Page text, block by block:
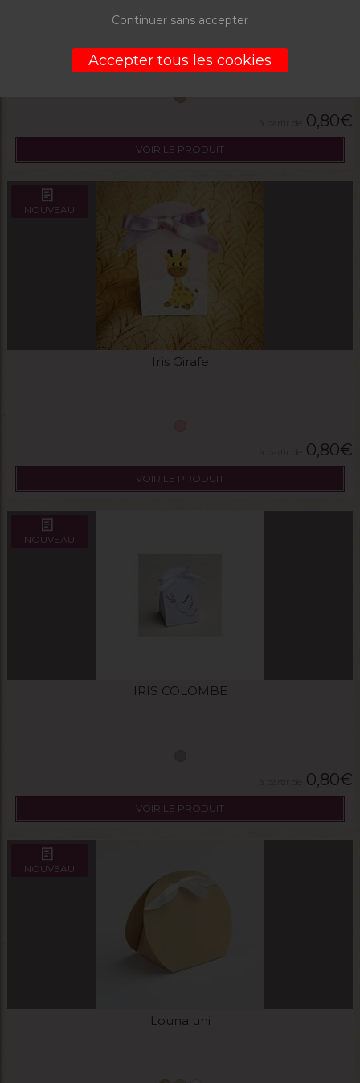
0,80€
VOIR LE PRODUIT
NOUVEAU
Iris Girafe
0,80€
VOIR LE PRODUIT
NOUVEAU
IRIS COLOMBE
0,80€
VOIR LE PRODUIT
NOUVEAU
Louna uni
Continuer sans accepter
Accepter tous les cookies